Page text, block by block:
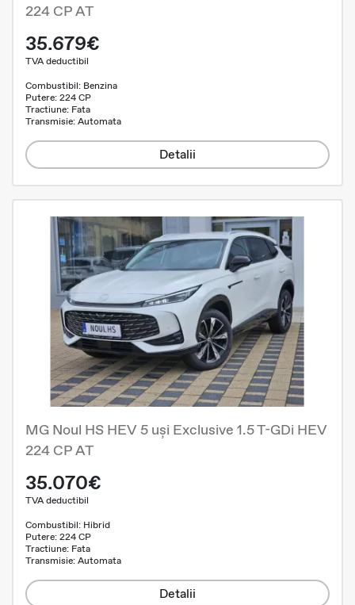
224 CP AT
35.679€
TVA deductibil
Combustibil: Benzina
Putere: 224 CP
Tractiune: Fata
Transmisie: Automata
Detalii
MG Noul HS HEV 5 uși Exclusive 1.5 T-GDi HEV
224 CP AT
35.070€
TVA deductibil
Combustibil: Hibrid
Putere: 224 CP
Tractiune: Fata
Transmisie: Automata
Detalii